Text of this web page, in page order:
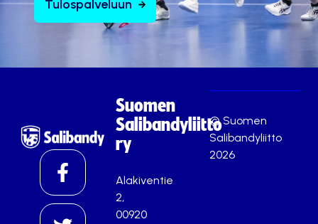
Tulospalveluun
Suomen
Salibandyliitto
ry
Alakiventie
2,
00920
© Suomen
Salibandyliitto
2026